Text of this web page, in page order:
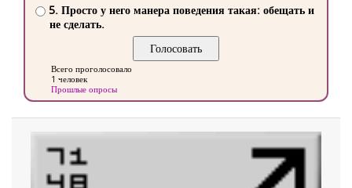
5. Просто у него манера поведения такая: обещать и
не сделать.
Всего проголосовало
1 человек
Прошлые опросы